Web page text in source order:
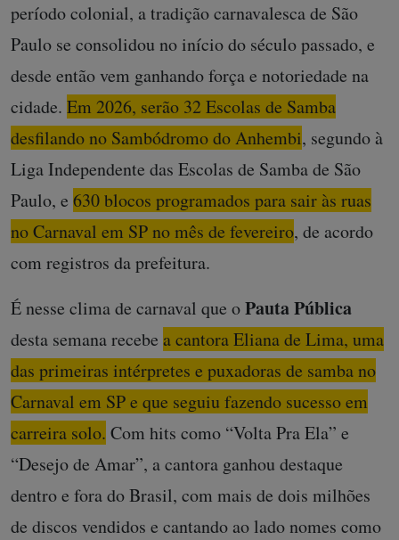
período colonial, a tradição carnavalesca de São
Paulo se consolidou no início do século passado, e
desde então vem ganhando força e notoriedade na
cidade. Em 2026, serão 32 Escolas de Samba
desfilando no Sambódromo do Anhembi, segundo à
Liga Independente das Escolas de Samba de São
Paulo, e 630 blocos programados para sair às ruas
no Carnaval em SP no mês de fevereiro, de acordo
com registros da prefeitura.
É nesse clima de carnaval que oPauta Pública
desta semana recebe a cantora Eliana de Lima, uma
das primeiras intérpretes e puxadoras de samba no
Carnaval em SP e que seguiu fazendo sucesso em
carreira solo. Com hits como “Volta Pra Ela” e
“Desejo de Amar”, a cantora ganhou destaque
dentro e fora do Brasil, com mais de dois milhões
de discos vendidos e cantando ao lado nomes como